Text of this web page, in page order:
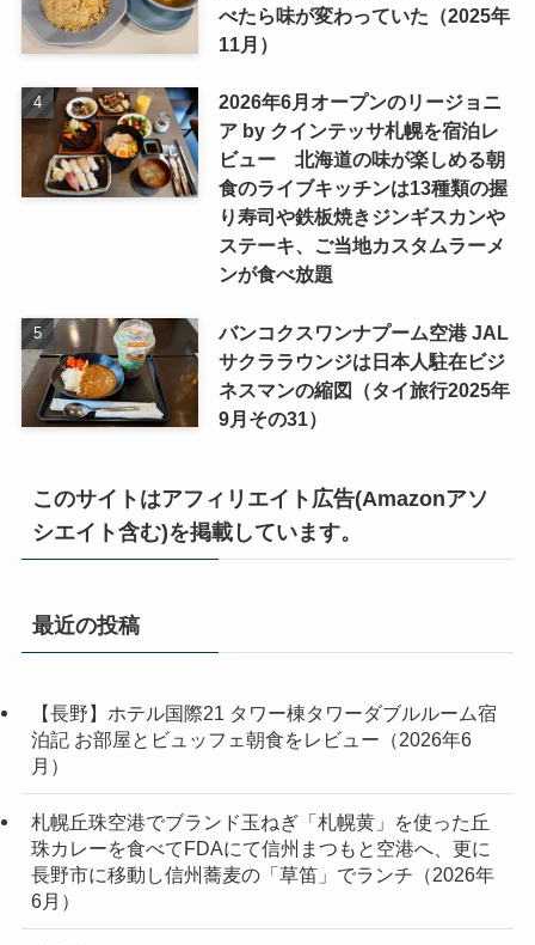
べたら味が変わっていた（2025年
11月）
2026年6月オープンのリージョニ
ア by クインテッサ札幌を宿泊レ
ビュー 北海道の味が楽しめる朝
食のライブキッチンは13種類の握
り寿司や鉄板焼きジンギスカンや
ステーキ、ご当地カスタムラーメ
ンが食べ放題
バンコクスワンナプーム空港 JAL
サクララウンジは日本人駐在ビジ
ネスマンの縮図（タイ旅行2025年
9月その31）
このサイトはアフィリエイト広告(Amazonアソ
シエイト含む)を掲載しています。
最近の投稿
【長野】ホテル国際21 タワー棟タワーダブルルーム宿
泊記 お部屋とビュッフェ朝食をレビュー（2026年6
月）
札幌丘珠空港でブランド玉ねぎ「札幌黄」を使った丘
珠カレーを食べてFDAにて信州まつもと空港へ、更に
長野市に移動し信州蕎麦の「草笛」でランチ（2026年
6月）